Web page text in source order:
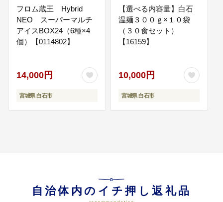
フロム蔵王 Hybrid
NEO スーパーマルチ
アイスBOX24（6種×4
個）【0114802】
14,000円
宮城県 白石市
【選べる内容量】白石
温麺３００ｇ×１０袋
（３０食セット）
【16159】
10,000円
宮城県 白石市
自治体内のイチ押し返礼品